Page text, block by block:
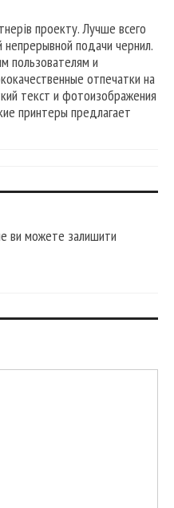
проекту. Лучше всего
непрерывной подачи чернил.
пользователям и
отпечатки на
текст и фотоизображения
принтеры предлагает
ви можете залишити